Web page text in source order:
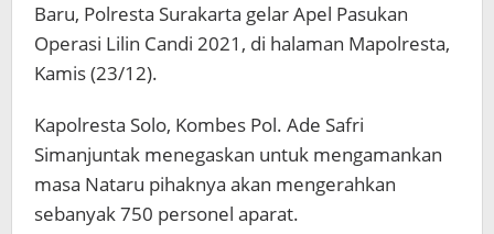
Baru, Polresta Surakarta gelar Apel Pasukan
Operasi Lilin Candi 2021, di halaman Mapolresta,
Kamis (23/12).
Kapolresta Solo, Kombes Pol. Ade Safri
Simanjuntak menegaskan untuk mengamankan
masa Nataru pihaknya akan mengerahkan
sebanyak 750 personel aparat.